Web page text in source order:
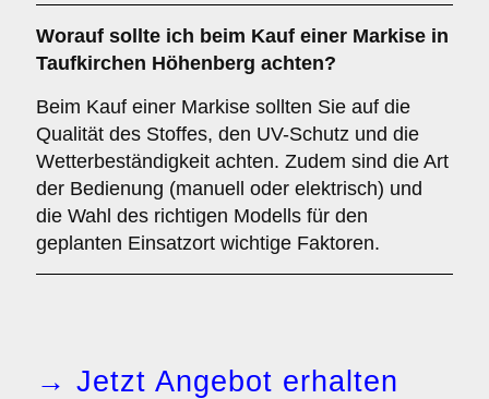
Worauf sollte ich beim Kauf einer Markise in
Taufkirchen Höhenberg achten?
Beim Kauf einer Markise sollten Sie auf die
Qualität des Stoffes, den UV-Schutz und die
Wetterbeständigkeit achten. Zudem sind die Art
der Bedienung (manuell oder elektrisch) und
die Wahl des richtigen Modells für den
geplanten Einsatzort wichtige Faktoren.
→ Jetzt Angebot erhalten